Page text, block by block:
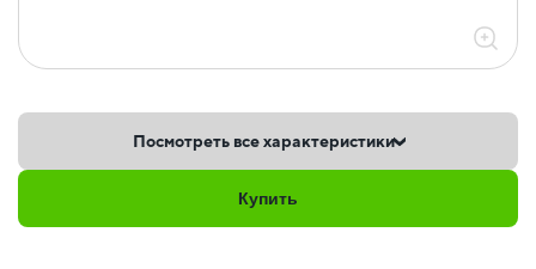
Посмотреть все характеристики
Купить